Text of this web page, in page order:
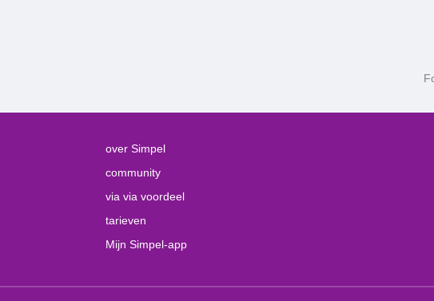
over Simpel
community
via via voordeel
tarieven
Mijn Simpel-app